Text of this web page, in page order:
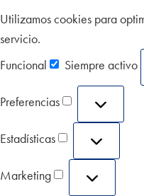
Utilizamos cookies para
servicio.
Funcional
Siempre activo
Preferencias
Estadísticas
Marketing